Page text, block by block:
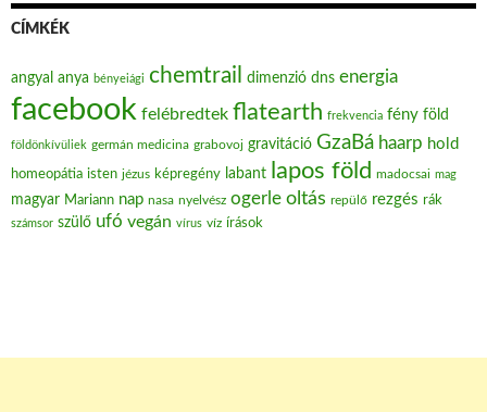
CÍMKÉK
angyal anya bényeiági chemtrail dimenzió dns energia
facebook felébredtek flatearth frekvencia fény föld
földönkívüliek germán medicina grabovoj gravitáció GzaBá haarp hold
homeopátia isten jézus képregény labant lapos föld madocsai mag
magyar Mariann nap nasa nyelvész ogerle oltás repülő rezgés rák
számsor szülő ufó vegán vírus víz írások